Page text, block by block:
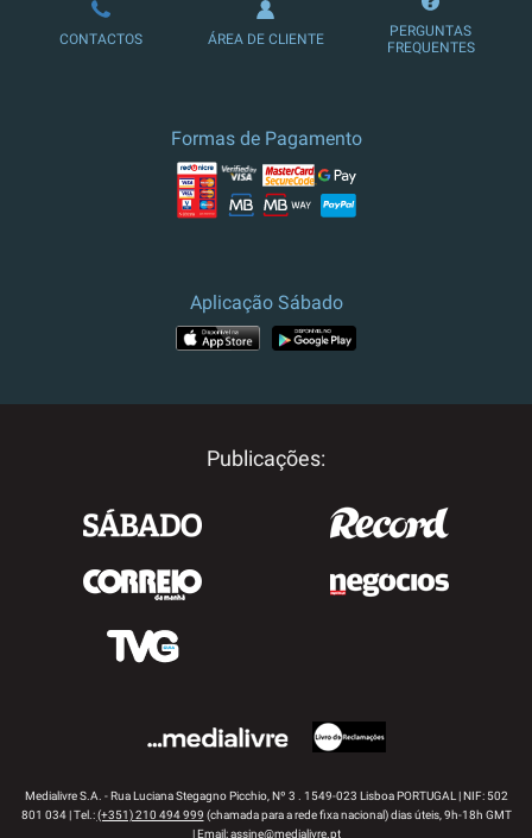
LOJA DE ASSINATURAS
CONTACTOS ÁREA DE CLIENTE
PERGUNTAS
FREQUENTES
Formas de Pagamento
Aplicação Sábado
Publicações:
Medialivre S.A. - Rua Luciana Stegagno Picchio, Nº 3 . 1549-023 Lisboa PORTUGAL | NIF: 502
801 034 | Tel.:(+351) 210 494 999 (chamada para a rede fixa nacional) dias úteis, 9h-18h GMT
| Email:assine@medialivre.pt